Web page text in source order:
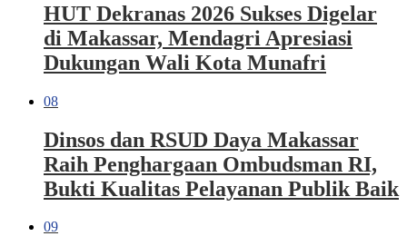
HUT Dekranas 2026 Sukses Digelar
di Makassar, Mendagri Apresiasi
Dukungan Wali Kota Munafri
08
Dinsos dan RSUD Daya Makassar
Raih Penghargaan Ombudsman RI,
Bukti Kualitas Pelayanan Publik Baik
09